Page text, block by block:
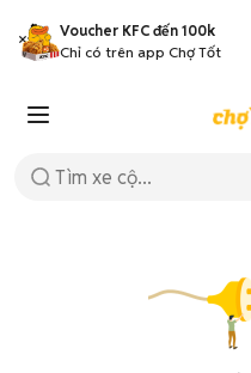
Voucher KFC đến 100k
Chỉ có trên app Chợ Tốt